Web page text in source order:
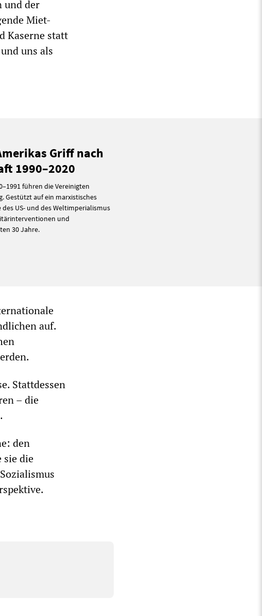
und der
Miet-
Kaserne statt
uns als
Griff nach
1990–2020
führen die Vereinigten
Gestützt auf ein marxistisches
US- und des Weltimperialismus
und
30 Jahre.
auf.
Stattdessen
– die
den
sie die